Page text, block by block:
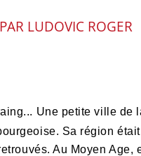
PAR LUDOVIC ROGER
Une petite ville de
Sa région
Au Moyen Age,